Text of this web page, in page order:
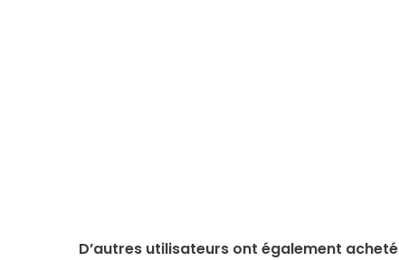
D’autres utilisateurs ont également acheté